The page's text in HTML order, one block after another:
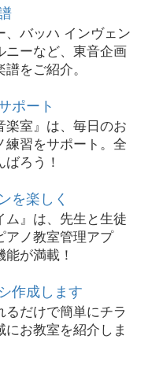
、バッハ インヴェン
ニーなど、東音企画
をご紹介。
ポート
楽室』は、毎日のお
練習をサポート。全
ろう！
を楽しく
ム』は、先生と生徒
アノ教室管理アプ
が満載！
作成します
るだけで簡単にチラ
にお教室を紹介しま